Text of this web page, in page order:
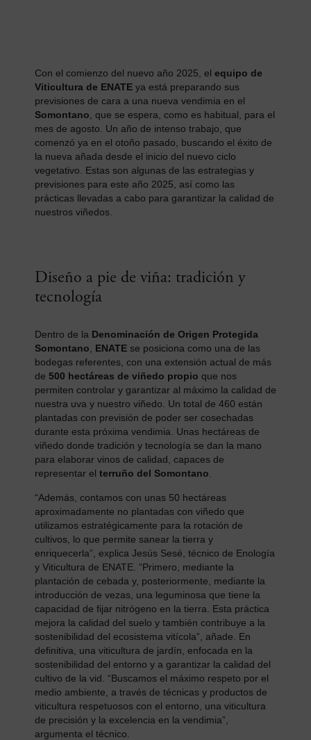
Con el comienzo del nuevo año 2025, el equipo de
Viticultura de ENATE ya está preparando sus
previsiones de cara a una nueva vendimia en el
Somontano, que se espera, como es habitual, para el
mes de agosto. Un año de intenso trabajo, que
comenzó ya en el otoño pasado, buscando el éxito de
la nueva añada desde el inicio del nuevo ciclo
vegetativo. Estas son algunas de las estrategias y
previsiones para este año 2025, así como las
prácticas llevadas a cabo para garantizar la calidad de
nuestros viñedos.
Diseño a pie de viña: tradición y
tecnología
Dentro de la Denominación de Origen Protegida
Somontano, ENATE se posiciona como una de las
bodegas referentes, con una extensión actual de más
de 500 hectáreas de viñedo propio que nos
permiten controlar y garantizar al máximo la calidad de
nuestra uva y nuestro viñedo. Un total de 460 están
plantadas con previsión de poder ser cosechadas
durante esta próxima vendimia. Unas hectáreas de
viñedo donde tradición y tecnología se dan la mano
para elaborar vinos de calidad, capaces de
representar el terruño del Somontano.
“Además, contamos con unas 50 hectáreas
aproximadamente no plantadas con viñedo que
utilizamos estratégicamente para la rotación de
cultivos, lo que permite sanear la tierra y
enriquecerla”, explica Jesús Sesé, técnico de Enología
y Viticultura de ENATE. “Primero, mediante la
plantación de cebada y, posteriormente, mediante la
introducción de vezas, una leguminosa que tiene la
capacidad de fijar nitrógeno en la tierra. Esta práctica
mejora la calidad del suelo y también contribuye a la
sostenibilidad del ecosistema vitícola”, añade. En
definitiva, una viticultura de jardín, enfocada en la
sostenibilidad del entorno y a garantizar la calidad del
cultivo de la vid. “Buscamos el máximo respeto por el
medio ambiente, a través de técnicas y productos de
viticultura respetuosos con el entorno, una viticultura
de precisión y la excelencia en la vendimia”,
argumenta el técnico.